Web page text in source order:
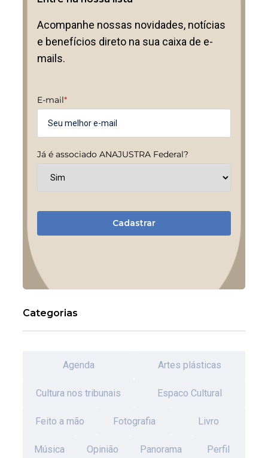
Acompanhe nossas novidades, notícias
e benefícios direto na sua caixa de e-
mails.
E-mail*
Já é associado ANAJUSTRA Federal?
Cadastrar
Categorias
Agenda Artes plásticas
Cultura nos tribunais Espaco Cultural
Feito a mão Fotografia Livro
Música Opinião Panorama Perfil